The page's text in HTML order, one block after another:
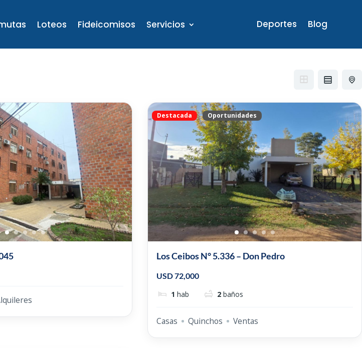
Loteos Fideicomisos Servicios Deportes Blog
Destacada Oportunidades
Los Ceibos N° 5.336 – Don Pedro
USD 72,000
1 hab 2 baños
Casas Quinchos Ventas